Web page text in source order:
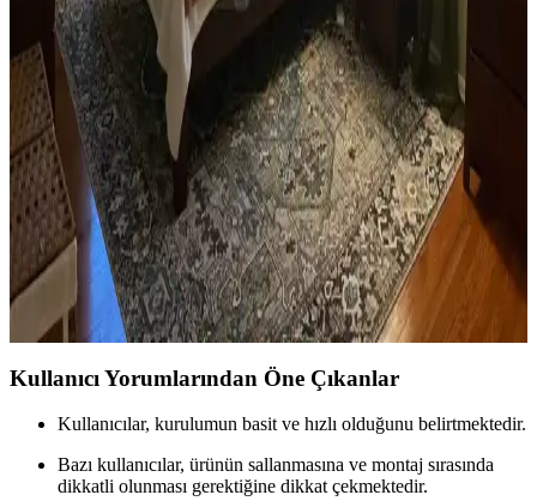
Ev Kütüphanesi Yenileme: Renk, Dekorasyon ve
Konforun Dengeli Buluşması
Ev kütüphanesi yenilemesinde renklerin rahatlatıcı etkisi, kişisel
dekoratif öğeler ve konforlu mobilyalar ön plandadır. Tavan boyama
ve raf düzeni mekânın atmosferini zenginleştirir.
Yatak Odası Düzeni ve Dekorasyonunda Doğru
Yerleşim ve Tasarım İpuçları
Yatak odasında doğru mobilya yerleşimi, renk uyumu, aydınlatma
ve kişisel dokunuşlarla mekanın fonksiyonelliği ve estetiği artırılır.
Bu ipuçlarıyla odanız daha dengeli ve sıcak bir hale gelir.
Kullanıcı Yorumlarından Öne Çıkanlar
Kullanıcılar, kurulumun basit ve hızlı olduğunu belirtmektedir.
Bazı kullanıcılar, ürünün sallanmasına ve montaj sırasında
dikkatli olunması gerektiğine dikkat çekmektedir.